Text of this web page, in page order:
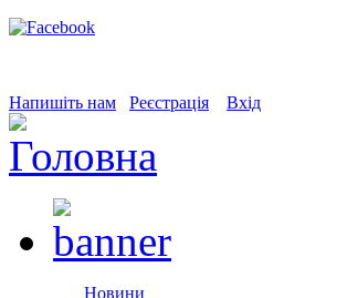
Напишіть нам Реєстрація Вхід
Новини